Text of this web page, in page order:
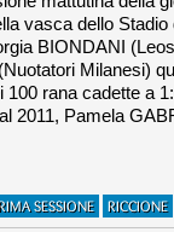
vasca dello
BIONDANI
Milanesi)
100 rana cadette a
2011, Pamela
SESSIONE RICCIONE